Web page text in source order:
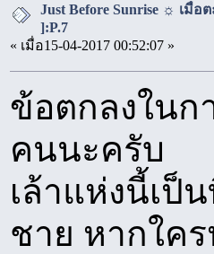
Just Before Sunrise ☼ เมื่อ
]:P.7
« เมื่อ15-04-2017 00:52:07 »
ข้อตกลงในก
คนนะครับ
เล้าแห่งนี้เป็
ชาย หากใค